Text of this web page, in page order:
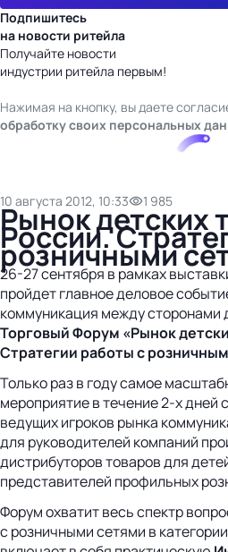
Подпишитесь
на новости ритейла
Получайте новости
индустрии ритейла первым!
Нажимая на кнопку, вы даете
обработку своих персональных
10 августа 2012, 10:33 1 985
Рынок детских
России.
розничными
26-27 сентября в рамках
пройдет главное деловое
коммуникация между сторонами
Торговый Форум «Рынок
Стратегии работы с
Только раз в году самое
мероприятие в течение 2-х дней
ведущих игроков рынка
для руководителей компаний
дистрибуторов товаров для
представителей профильных
Форум охватит весь спектр
с розничными сетями в